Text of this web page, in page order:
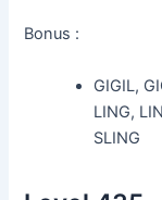
Bonus :
GIGIL,
LING,
SLING